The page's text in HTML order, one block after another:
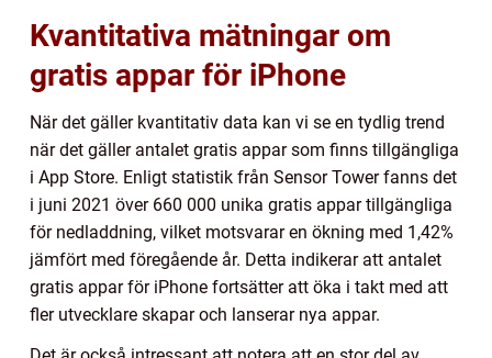
Kvantitativa mätningar om
gratis appar för iPhone
När det gäller kvantitativ data kan vi se en tydlig trend
när det gäller antalet gratis appar som finns tillgängliga
i App Store. Enligt statistik från Sensor Tower fanns det
i juni 2021 över 660 000 unika gratis appar tillgängliga
för nedladdning, vilket motsvarar en ökning med 1,42%
jämfört med föregående år. Detta indikerar att antalet
gratis appar för iPhone fortsätter att öka i takt med att
fler utvecklare skapar och lanserar nya appar.